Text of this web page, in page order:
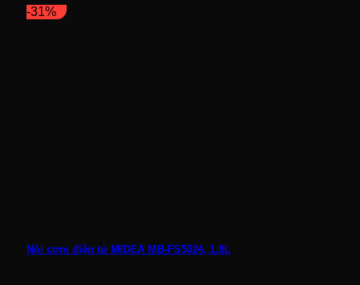
-31%
Nồi cơm điện tử MIDEA MB-FS5024, 1.8L